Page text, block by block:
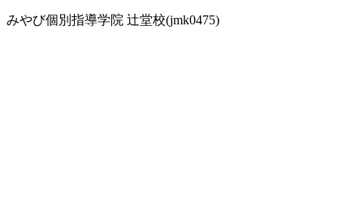
みやび個別指導学院 辻堂校(jmk0475)